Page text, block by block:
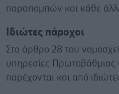
παραπομπών και κάθε
Ιδιώτες πάροχοι
Στο άρθρο 28 του
υπηρεσίες Πρωτοβάθμιας
παρέχονται και από